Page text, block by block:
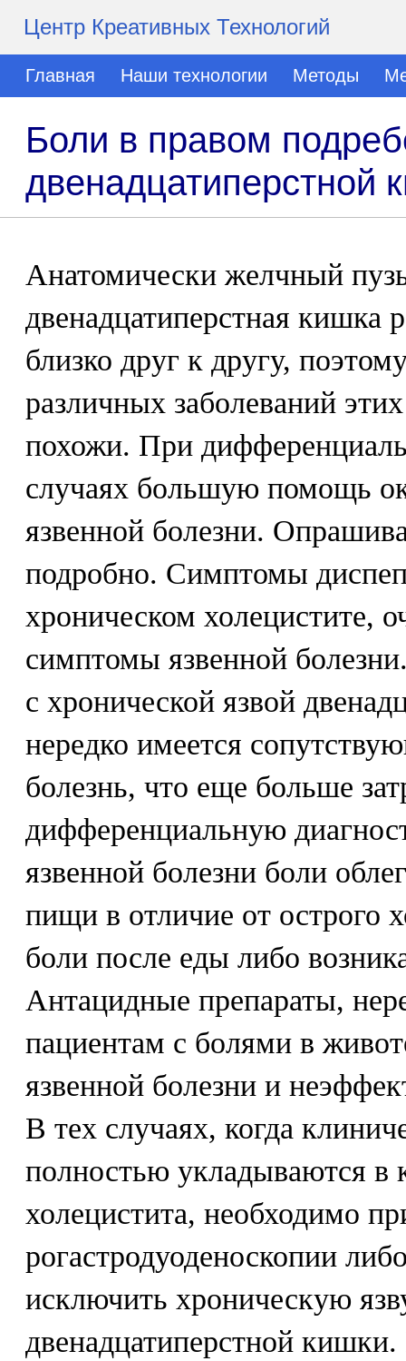
Центр Креативных Технологий
Главная Наши технологии Методы
Боли в правом
двенадцатиперстной
Анатомически желчный
двенадцатиперстная кишка
близко друг к другу,
различных заболеваний
похожи. При
случаях большую помощь
язвенной болезни.
подробно. Симптомы
хроническом холецистите,
симптомы язвенной
с хронической язвой
нередко имеется
болезнь, что еще больше
дифференциальную
язвенной болезни боли
пищи в отличие от острого
боли после еды либо
Антацидные препараты,
пациентам с болями в
язвенной болезни и
В тех случаях, когда
полностью укладываются в
холецистита, необходимо
рогастродуоденоскопии
исключить хроническую
двенадцатиперстной